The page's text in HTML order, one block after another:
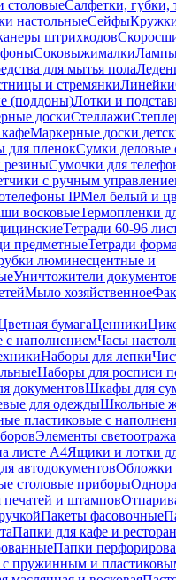
столовыеСалфетки, губки,
настольныеСейфы
штрихкодов
Соковыжималки
для мытья пола
и стремянкиЛинейки
(поддоны)Лотки и
доскиСтеллажи
Маркерные доски
для пленокСумки деловые
Сумочки для
с ручным
IPМел белый и
восковыеТермопленки
Тетради 60-96
предметныеТетради
люминесцентные и
Уничтожители
Мыло хозяйственное
бумагаЦенники
с наполнениемЧасы
Наборы для лепки
Наборы для росписи
документовШкафы для
для одеждыШкольные
пластиковые с
Элементы
листе А4Ящики и лотки
автодокументовОбложки
столовые приборы
печатей и штампов
Пакеты фасовочные
Папки для кафе и
Папки
пружинным и